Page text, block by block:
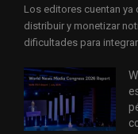
Los editores cuentan
distribuir y monetizar
dificultades para